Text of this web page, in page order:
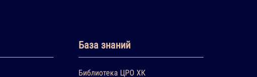
База знаний
Библиотека ЦРО ХК